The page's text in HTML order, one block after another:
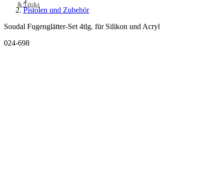
& Tricks
Pistolen und Zubehör
Soudal Fugenglätter-Set 4tlg. für Silikon und Acryl
024-698